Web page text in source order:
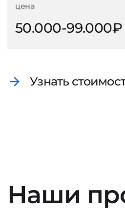
цена
50.000-99.000₽
Узнать
Наши